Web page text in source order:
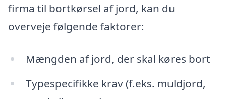
firma til bortkørsel af jord, kan du
overveje følgende faktorer:
Mængden af jord, der skal køres bort
Typespecifikke krav (f.eks. muldjord,